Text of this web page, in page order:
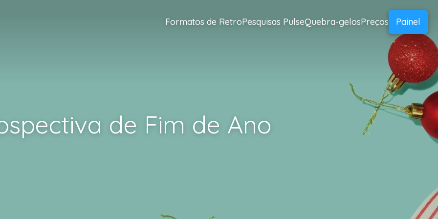
Formatos de RetroPesquisas PulseQuebra-gelosPreços Painel
de Fim de Ano